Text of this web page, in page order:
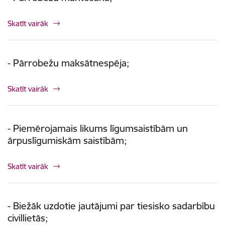
Skatīt vairāk
- Pārrobežu maksātnespēja;
Skatīt vairāk
- Piemērojamais likums līgumsaistībām un
ārpuslīgumiskām saistībām;
Skatīt vairāk
- Biežāk uzdotie jautājumi par tiesisko sadarbību
civillietās;